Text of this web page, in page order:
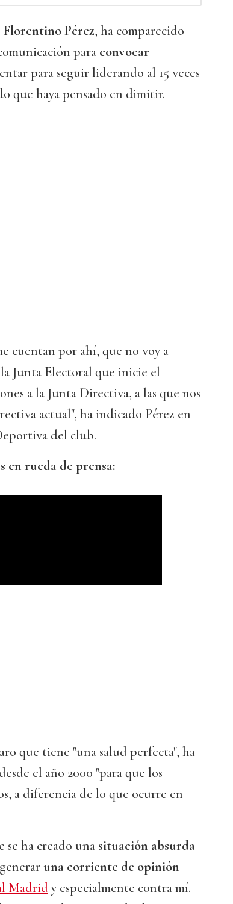
Pérez, ha comparecido
para convocar
para seguir liderando al 15 veces
que haya pensado en dimitir.
cuentan por ahí, que no voy a
Junta Electoral que inicie el
a la Junta Directiva, a las que nos
actual", ha indicado Pérez en
del club.
en rueda de prensa:
que tiene "una salud perfecta", ha
el año 2000 "para que los
a diferencia de lo que ocurre en
se ha creado una situación absurda
una corriente de opinión
Madridy especialmente contra mí.